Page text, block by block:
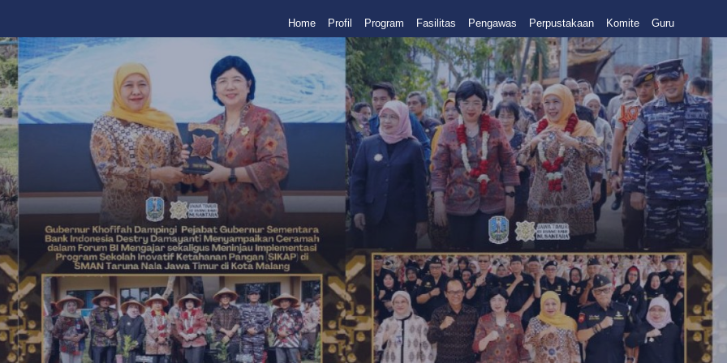
Home Profil Program Fasilitas Pengawas Perpustakaan Komite Guru